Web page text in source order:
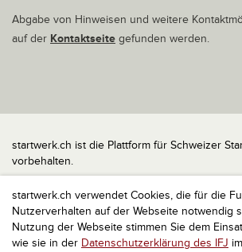
startwerk.ch verwendet Cookies, die für die
Nutzerverhalten auf der Webseite notwendig
Nutzung der Webseite stimmen Sie dem
wie sie in der Datenschutzerklärung des IFJ
Abgabe von Hinweisen und weitere
auf der Kontaktseite gefunden werden.
startwerk.ch ist die Plattform für Schweizer
vorbehalten.
Impressum
Kontakt
nach oben